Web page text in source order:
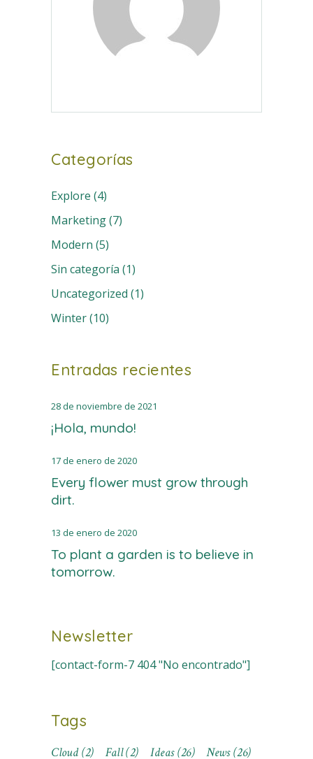
Categorías
Explore (4)
Marketing(7)
Modern (5)
Sin categoría (1)
Uncategorized (1)
Winter(10)
Entradas recientes
¡Hola, mundo!
28 de noviembre de 2021
Every flower must grow through
dirt.
17 de enero de 2020
To plant a garden is to believe in
tomorrow.
13 de enero de 2020
Newsletter
[contact-form-7 404 "No encontrado"]
Tags
Cloud(2) Fall(2) Ideas(26) News(26)